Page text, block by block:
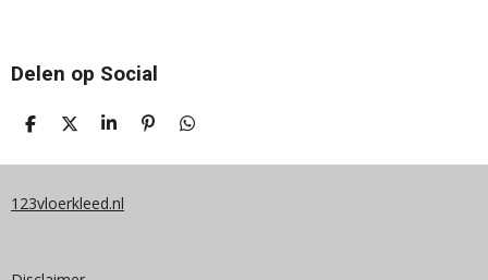
Delen op Social
D
L
N
D
E
S
A
E
P
N
D
L
123vloerkleed.nl